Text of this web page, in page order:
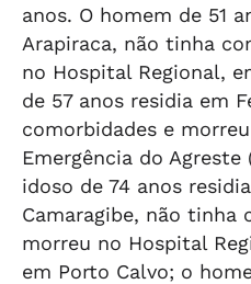
anos. O homem de 51
Arapiraca, não tinha
no Hospital Regional,
de 57 anos residia em
comorbidades e
Emergência do Agreste
idoso de 74 anos
Camaragibe, não tinha
morreu no Hospital
em Porto Calvo; o